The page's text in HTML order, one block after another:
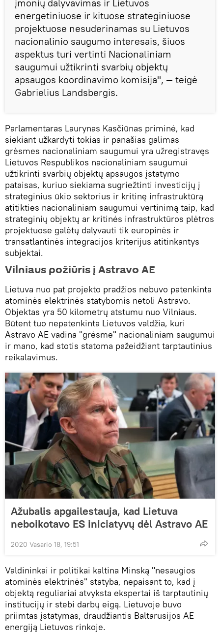
įmonių dalyvavimas ir Lietuvos
energetiniuose ir kituose strateginiuose
projektuose nesuderinamas su Lietuvos
nacionalinio saugumo interesais, šiuos
aspektus turi vertinti Nacionaliniam
saugumui užtikrinti svarbių objektų
apsaugos koordinavimo komisija", — teigė
Gabrielius Landsbergis.
Parlamentaras Laurynas Kasčiūnas priminė, kad
siekiant užkardyti tokias ir panašias galimas
grėsmes nacionaliniam saugumui yra užregistravęs
Lietuvos Respublikos nacionaliniam saugumui
užtikrinti svarbių objektų apsaugos įstatymo
pataisas, kuriuo siekiama sugriežtinti investicijų į
strateginius ūkio sektorius ir kritinę infrastruktūrą
atitikties nacionaliniam saugumui vertinimą taip, kad
strateginių objektų ar kritinės infrastruktūros plėtros
projektuose galėtų dalyvauti tik europinės ir
transatlantinės integracijos kriterijus atitinkantys
subjektai.
Vilniaus požiūris į Astravo AE
Lietuva nuo pat projekto pradžios nebuvo patenkinta
atominės elektrinės statybomis netoli Astravo.
Objektas yra 50 kilometrų atstumu nuo Vilniaus.
Būtent tuo nepatenkinta Lietuvos valdžia, kuri
Astravo AE vadina "grėsme" nacionaliniam saugumui
ir mano, kad stotis statoma pažeidžiant tarptautinius
reikalavimus.
Ažubalis apgailestauja, kad Lietuva
neboikotavo ES iniciatyvų dėl Astravo AE
2020 Vasario 18, 19:51
Valdininkai ir politikai kaltina Minską "nesaugios
atominės elektrinės" statyba, nepaisant to, kad į
objektą reguliariai atvyksta ekspertai iš tarptautinių
institucijų ir stebi darbų eigą. Lietuvoje buvo
priimtas įstatymas, draudžiantis Baltarusijos AE
energiją Lietuvos rinkoje.